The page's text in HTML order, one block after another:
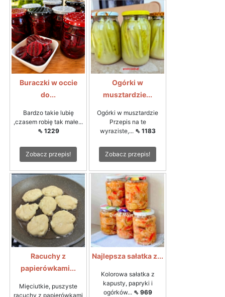
Buraczki w occie
do...
Bardzo takie lubię
,czasem robię tak małe...
⇖ 1229
Zobacz przepis!
Ogórki w
musztardzie...
Ogórki w musztardzie
Przepis na te
wyraziste,... ⇖ 1183
Zobacz przepis!
Racuchy z
papierówkami...
Mięciutkie, puszyste
racuchy z papierówkami
Najlepsza sałatka z...
Kolorowa sałatka z
kapusty, papryki i
ogórków... ⇖ 969